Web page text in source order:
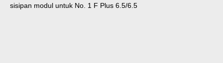
sisipan modul untuk No. 1 F Plus 6.5/6.5